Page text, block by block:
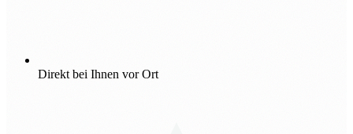
Direkt bei Ihnen vor Ort